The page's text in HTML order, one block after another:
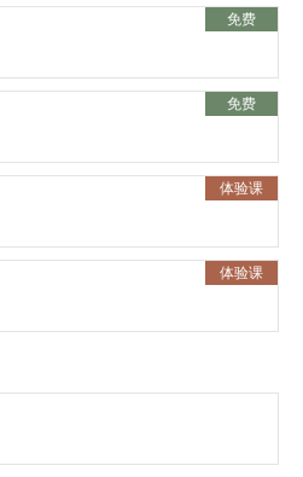
免费
免费
体验课
体验课